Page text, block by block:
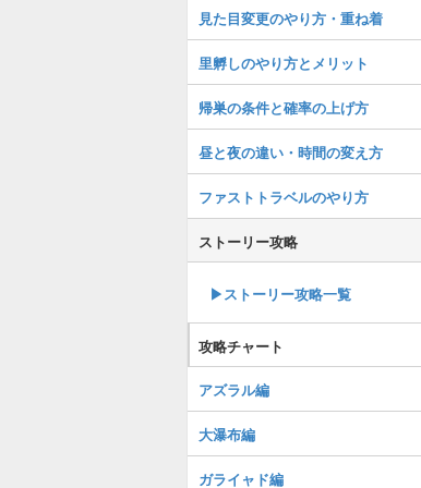
見た目変更のやり方・重ね着
里孵しのやり方とメリット
帰巣の条件と確率の上げ方
昼と夜の違い・時間の変え方
ファストトラベルのやり方
ストーリー攻略
▶︎ストーリー攻略一覧
攻略チャート
アズラル編
大瀑布編
ガライャド編